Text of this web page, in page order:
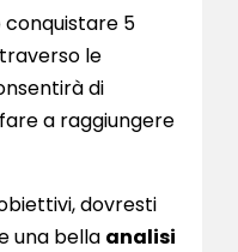
conquistare 5
le
di
a raggiungere
dovresti
una bella analisi